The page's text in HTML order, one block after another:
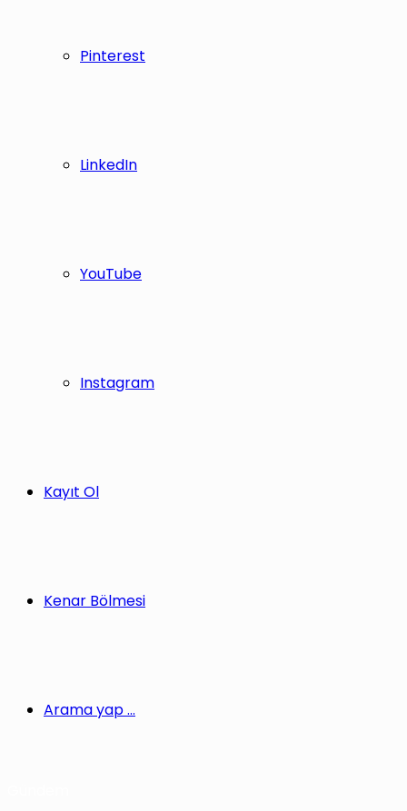
Pinterest
LinkedIn
YouTube
Instagram
Kayıt Ol
Kenar Bölmesi
Arama yap ...